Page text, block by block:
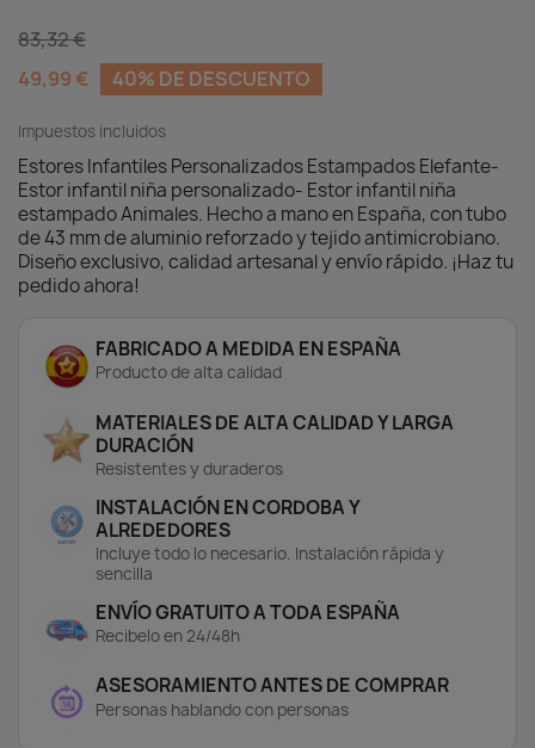
forma armoniosa en el diseño.
sensibles como habitaciones infantiles.
Fácil limpiezacon un simple paño húmedo.
💪Tubo de aluminio reforzado de 43 mm
resistencia.
🏠Caída en cascada: el tejido cae por delante
del tubo, ocultando el mecanismo y
ofreciendo un acabado más decorativo.
🇪🇸Producción artesanal en España, con
impresión de alta calidad y acabados
¿Qué tejido elegir para tu estor infantil?
resinado, filtra la luz suavemente y ofrece
privacidad sin oscurecer la habitación.
Perfecto para mantener la luminosidad
durante el día en habitaciones infantiles.
🌑 Opaco:Bloquea completamente la luz
exterior, ofreciendo privacidad total y un
entorno ideal para dormir o descansar sin
interrupciones. Muy útil en habitaciones sin
persianas.
🌤️ Screen:Compuesto por un 30% de
raqueta y factor de apertura del 5%. Este
tejido regula eficazmente la luz natural,
83,32 €
49,99 €
40% DE DESCUENTO
Impuestos incluidos
Estores Infantiles Personalizados Estampados Elefante-
Estor infantil niña personalizado- Estor infantil niña
estampado Animales. Hecho a mano en España, con tubo
de 43 mm de aluminio reforzado y tejido antimicrobiano.
Diseño exclusivo, calidad artesanal y envío rápido. ¡Haz tu
pedido ahora!
FABRICADO A MEDIDA EN ESPAÑA
Producto de alta calidad
MATERIALES DE ALTA CALIDAD Y LARGA
DURACIÓN
Resistentes y duraderos
INSTALACIÓN EN CORDOBA Y
ALREDEDORES
Incluye todo lo necesario. Instalación rápida y
sencilla
ENVÍO GRATUITO A TODA ESPAÑA
Recibelo en 24/48h
ASESORAMIENTO ANTES DE COMPRAR
Personas hablando con personas